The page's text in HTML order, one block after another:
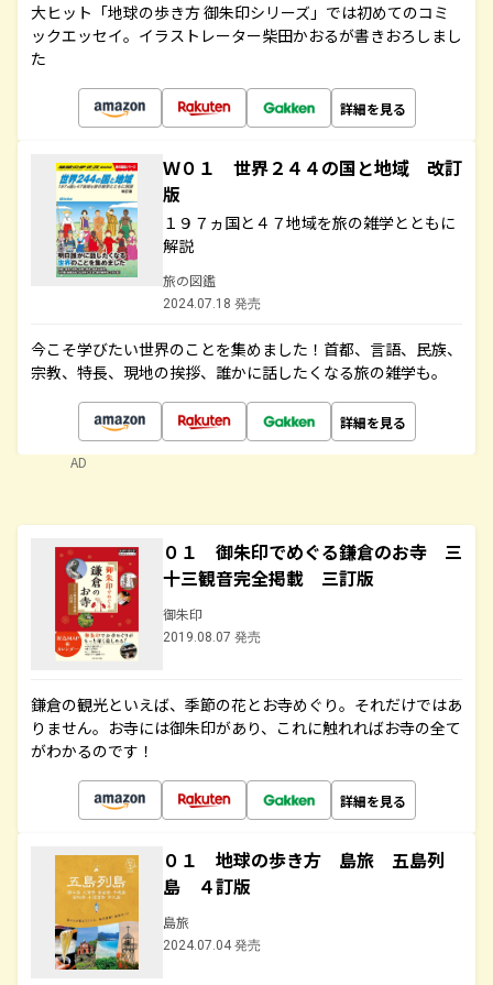
大ヒット「地球の歩き方 御朱印シリーズ」では初めてのコミ
ックエッセイ。イラストレーター柴田かおるが書きおろしまし
た
詳細を見る
Ｗ０１ 世界２４４の国と地域 改訂
版
１９７ヵ国と４７地域を旅の雑学とともに
解説
旅の図鑑
2024.07.18 発売
今こそ学びたい世界のことを集めました！首都、言語、民族、
宗教、特長、現地の挨拶、誰かに話したくなる旅の雑学も。
詳細を見る
AD
０１ 御朱印でめぐる鎌倉のお寺 三
十三観音完全掲載 三訂版
御朱印
2019.08.07 発売
鎌倉の観光といえば、季節の花とお寺めぐり。それだけではあ
りません。お寺には御朱印があり、これに触れればお寺の全て
がわかるのです！
詳細を見る
０１ 地球の歩き方 島旅 五島列
島 ４訂版
島旅
2024.07.04 発売